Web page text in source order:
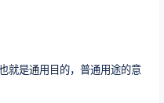
就是通用目的，普通用途的意